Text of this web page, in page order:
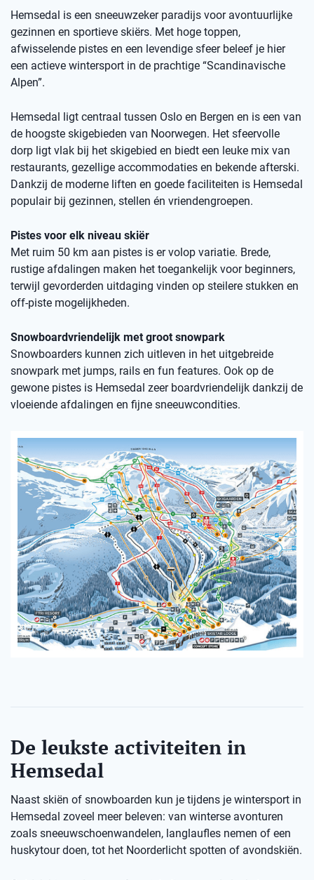
Hemsedal is een sneeuwzeker paradijs voor avontuurlijke
gezinnen en sportieve skiërs. Met hoge toppen,
afwisselende pistes en een levendige sfeer beleef je hier
een actieve wintersport in de prachtige “Scandinavische
Alpen”.
Hemsedal ligt centraal tussen Oslo en Bergen en is een van
de hoogste skigebieden van Noorwegen. Het sfeervolle
dorp ligt vlak bij het skigebied en biedt een leuke mix van
restaurants, gezellige accommodaties en bekende afterski.
Dankzij de moderne liften en goede faciliteiten is Hemsedal
populair bij gezinnen, stellen én vriendengroepen.
Pistes voor elk niveau skiër
Met ruim 50 km aan pistes is er volop variatie. Brede,
rustige afdalingen maken het toegankelijk voor beginners,
terwijl gevorderden uitdaging vinden op steilere stukken en
off-piste mogelijkheden.
Snowboardvriendelijk met groot snowpark
Snowboarders kunnen zich uitleven in het uitgebreide
snowpark met jumps, rails en fun features. Ook op de
gewone pistes is Hemsedal zeer boardvriendelijk dankzij de
vloeiende afdalingen en fijne sneeuwcondities.
De leukste activiteiten in
Hemsedal
Naast skiën of snowboarden kun je tijdens je wintersport in
Hemsedal zoveel meer beleven: van winterse avonturen
zoals sneeuwschoenwandelen, langlaufles nemen of een
huskytour doen, tot het Noorderlicht spotten of avondskiën.